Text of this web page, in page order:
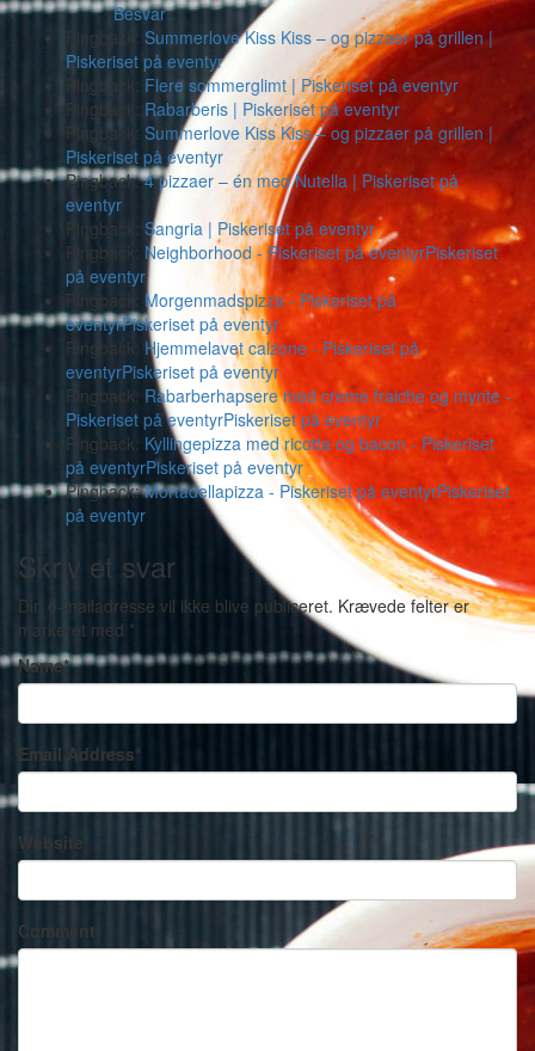
Besvar
Pingback: Summerlove Kiss Kiss – og pizzaer på grillen |
Piskeriset på eventyr
Pingback: Flere sommerglimt | Piskeriset på eventyr
Pingback: Rabarberis | Piskeriset på eventyr
Pingback: Summerlove Kiss Kiss – og pizzaer på grillen |
Piskeriset på eventyr
Pingback:4 pizzaer – én med Nutella | Piskeriset på
eventyr
Pingback: Sangria | Piskeriset på eventyr
Pingback: Neighborhood - Piskeriset på eventyrPiskeriset
på eventyr
Pingback: Morgenmadspizza - Piskeriset på
eventyrPiskeriset på eventyr
Pingback: Hjemmelavet calzone - Piskeriset på
eventyrPiskeriset på eventyr
Pingback: Rabarberhapsere med creme fraiche og mynte -
Piskeriset på eventyrPiskeriset på eventyr
Pingback: Kyllingepizza med ricotta og bacon - Piskeriset
på eventyrPiskeriset på eventyr
Pingback:Mortadellapizza - Piskeriset på eventyrPiskeriset
på eventyr
Skriv et svar
Din e-mailadresse vil ikke blive publiceret. Krævede felter er
markeret med *
Name*
Email Address*
Website
Comment